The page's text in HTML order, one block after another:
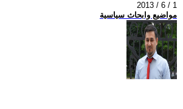
2013 / 6 / 1
مواضيع وابحاث سياسية